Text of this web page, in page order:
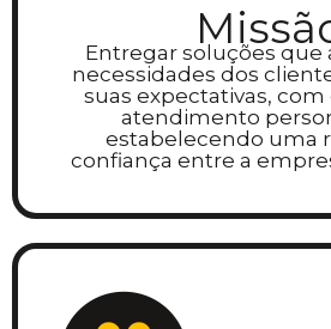
Entregar soluções que
necessidades dos
suas expectativas,
atendimento
estabelecendo uma
confiança entre a